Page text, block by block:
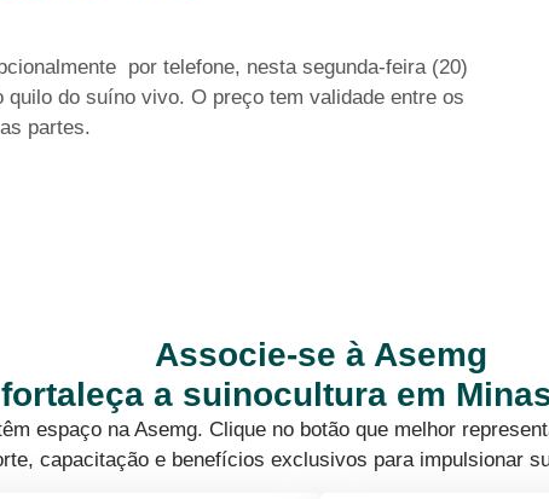
por telefone, nesta segunda-feira (20)
do suíno vivo. O preço tem validade entre os
partes.
Associe-se à Asemg
a suinocultura em
espaço na Asemg. Clique no botão que melhor
capacitação e benefícios exclusivos para impulsionar